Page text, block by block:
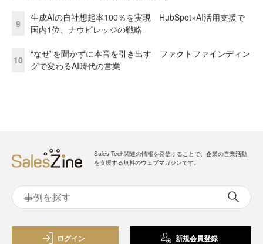
9
生成AIの自社想起率100％を実現 HubSpot×AI活用支援で
国内1位、ナウビレッジの戦略
10
“なぜ”を聞かずに本音を引き出す ファクトファインディン
グで変わるAI時代の営業
Sales Tech関連の情報を発信することで、企業の営業活動
を支援する無料のウェブマガジンです。
ログイン 新規会員登録